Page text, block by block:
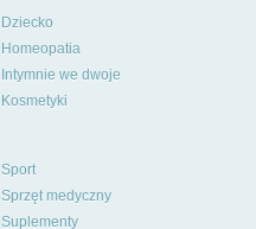
Dziecko
Homeopatia
Intymnie we dwoje
Kosmetyki
Sport
Sprzęt medyczny
Suplementy